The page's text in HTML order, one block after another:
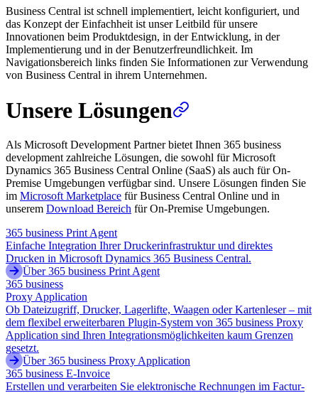
Business Central ist schnell implementiert, leicht konfiguriert, und
das Konzept der Einfachheit ist unser Leitbild für unsere
Innovationen beim Produktdesign, in der Entwicklung, in der
Implementierung und in der Benutzerfreundlichkeit. Im
Navigationsbereich links finden Sie Informationen zur Verwendung
von Business Central in ihrem Unternehmen.
Unsere Lösungen
Als Microsoft Development Partner bietet Ihnen 365 business
development zahlreiche Lösungen, die sowohl für Microsoft
Dynamics 365 Business Central Online (SaaS) als auch für On-
Premise Umgebungen verfügbar sind. Unsere Lösungen finden Sie
im Microsoft Marketplace für Business Central Online und in
unserem Download Bereich für On-Premise Umgebungen.
365 business Print Agent
Einfache Integration Ihrer Druckerinfrastruktur und direktes
Drucken in Microsoft Dynamics 365 Business Central.
Über 365 business Print Agent
365 business
Proxy Application
Ob Dateizugriff, Drucker, Lagerlifte, Waagen oder Kartenleser – mit
dem flexibel erweiterbaren Plugin-System von 365 business Proxy
Application sind Ihren Integrationsmöglichkeiten kaum Grenzen
gesetzt.
Über 365 business Proxy Application
365 business E-Invoice
Erstellen und verarbeiten Sie elektronische Rechnungen im Factur-